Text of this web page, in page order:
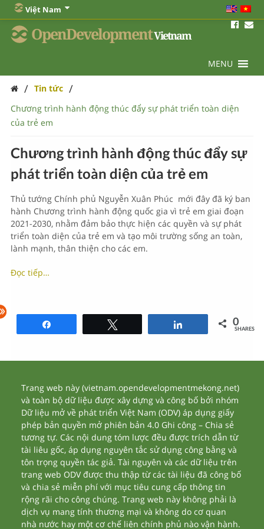
Việt Nam
OpenDevelopmentVietnam
MENU
/ Tin tức /
Chương trình hành động thúc đẩy sự phát triển toàn diện
của trẻ em
Chương trình hành động thúc đẩy sự
phát triển toàn diện của trẻ em
Thủ tướng Chính phủ Nguyễn Xuân Phúc mới đây đã ký ban
hành Chương trình hành động quốc gia vì trẻ em giai đoạn
2021-2030, nhằm đảm bảo thực hiện các quyền và sự phát
triển toàn diện của trẻ em và tạo môi trường sống an toàn,
lành mạnh, thân thiện cho các em.
Đọc tiếp…
0
SHARES
Trang web này (vietnam.opendevelopmentmekong.net)
và toàn bộ dữ liệu được xây dựng và công bố bởi nhóm
Dữ liệu mở về phát triển Việt Nam (ODV) áp dụng giấy
phép bản quyền mở phiên bản 4.0 Ghi công – Chia sẻ
tương tự. Các nội dung tóm lược đều được trích dẫn từ
tài liêu gốc, áp dụng nguyên tắc sử dụng công bằng và
tôn trọng quyền tác giả. Tài nguyên và các dữ liệu trên
trang web ODV được thu thập từ các tài liệu đã công bố
và chia sẻ miễn phí với mục tiêu cung cấp thông tin
rộng rãi cho công chúng. Trang web này không phải là
dịch vụ mang tính thương mại và không do cơ quan
nhà nước hay một cơ chế liên chính phủ nào vận hành.